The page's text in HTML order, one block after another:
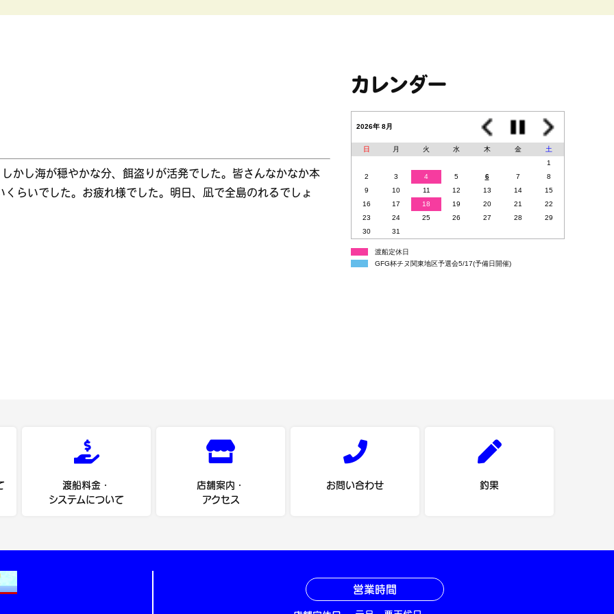
かし海が穏やかな分、餌盗りが活発でした。皆さんなかなか本
らいでした。お疲れ様でした。明日、凪で全島のれるでしょ
カレンダー
2026年 8月
日 月 火 水 木 金
土
1
2
3 4 5 6 7
8
9
10 11 12 13 14
15
16
17 18 19 20 21
22
23
24 25 26 27 28
29
30
31
渡船定休日
GFG杯チヌ関東地区予選会5/17(予備日開催)
渡船料金・
システムについて
店舗案内・
アクセス
お問い合わせ 釣果
営業時間